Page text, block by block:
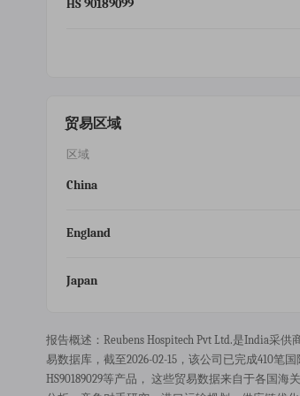
HS 90189099
贸易区域
区域
China
England
Japan
报告概述：reubens Hospitech Pvt Ltd.是india采
易数据库，截至2026-02-15，该公司已完成410笔
HS90189029等产品， 这些贸易数据来自于各国